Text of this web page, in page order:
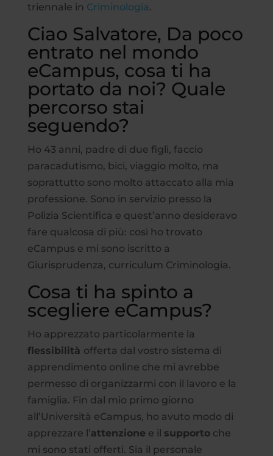
triennale in Criminologia.
Ciao Salvatore, Da poco
entrato nel mondo
eCampus, cosa ti ha
portato da noi? Quale
percorso stai
seguendo?
Ho 43 anni, padre di due figli, faccio
paracadutismo, bici, viaggio molto, ma
soprattutto sono molto attaccato alla mia
professione. Sono in servizio presso la
Polizia Scientifica e quest’anno desideravo
fare qualcosa di più: così ho trovato
eCampus e mi sono iscritto a
Giurisprudenza, curriculum Criminologia.
Cosa ti ha spinto a
scegliere eCampus?
Ho apprezzato particolarmente la
flessibilità offerta dal vostro sistema di
apprendimento online che mi avrebbe
permesso di organizzarmi con il lavoro e la
famiglia. Fin dal mio primo giorno
all’Università eCampus, ho avuto modo di
apprezzare l’attenzione e il supportoche
mi sono stati offerti. Sia il personale